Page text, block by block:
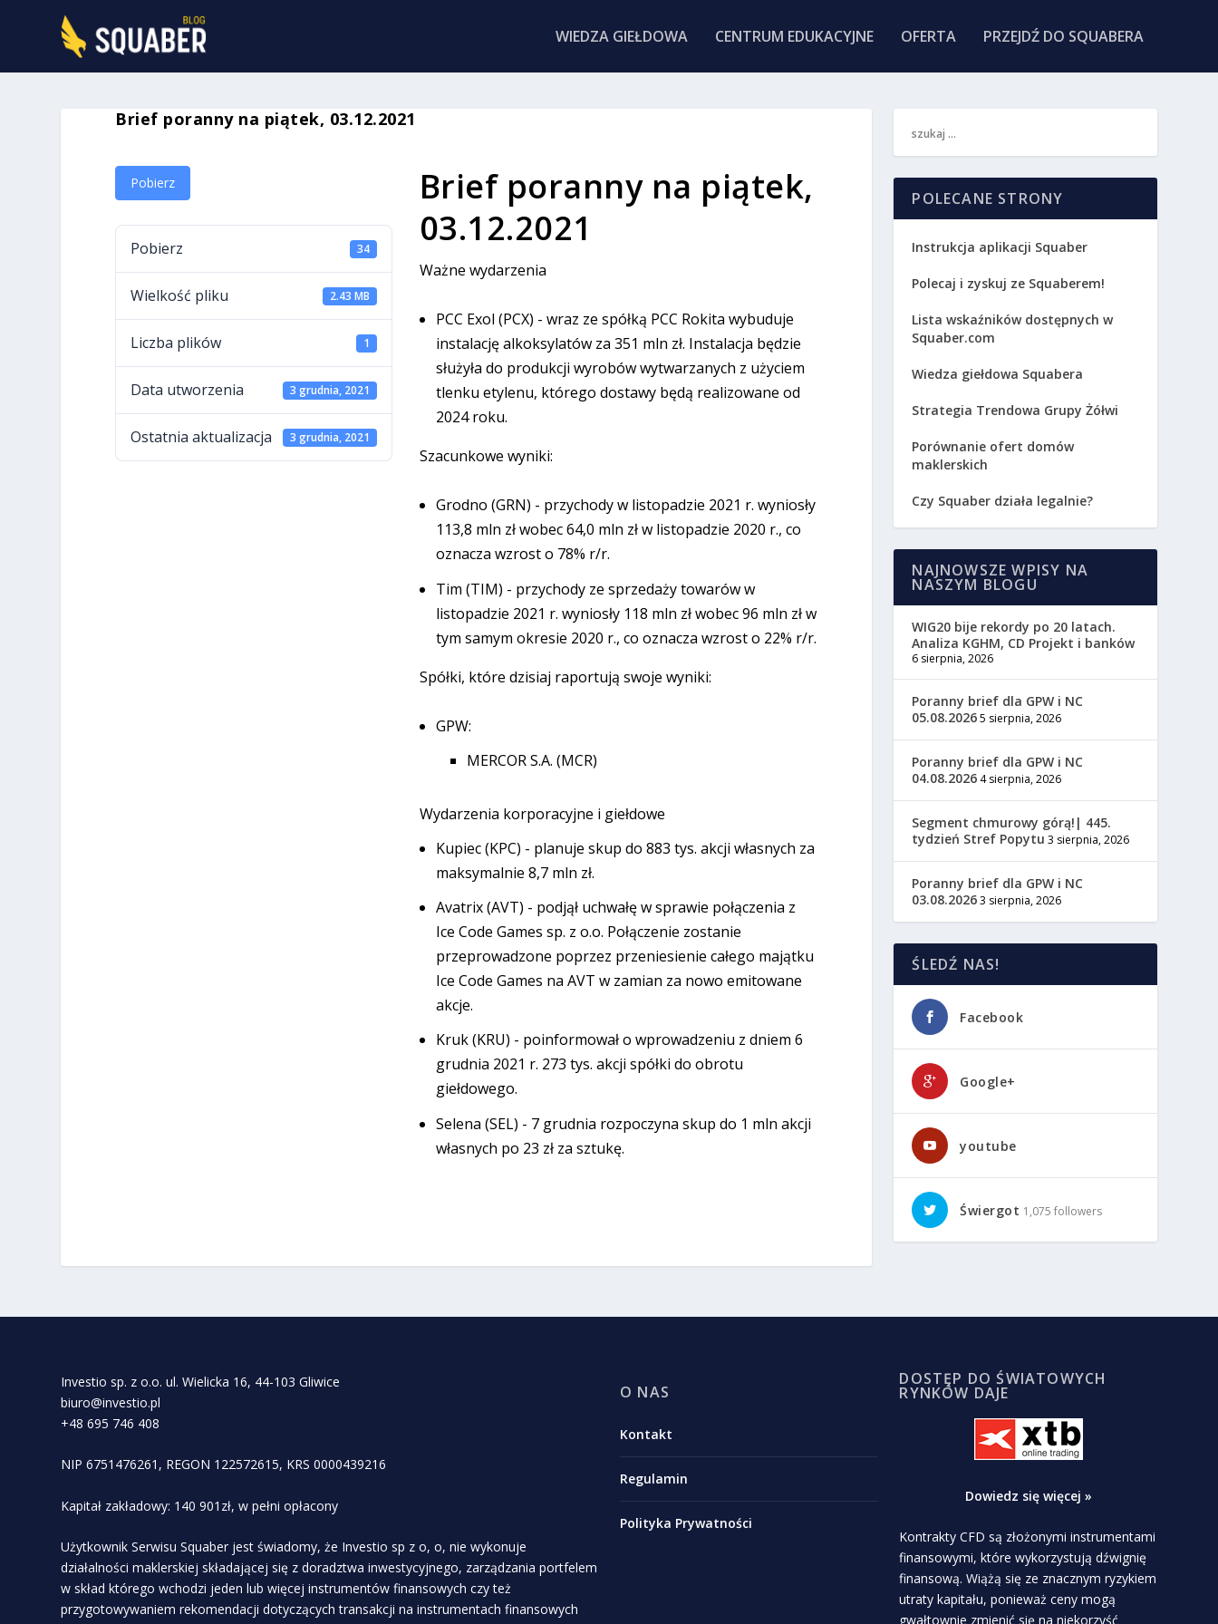
WIEDZA GIEŁDOWA CENTRUM EDUKACYJNE OFERTA PRZEJDŹ DO SQUABERA
Brief poranny na piątek, 03.12.2021
Pobierz
Pobierz 34
Wielkość pliku 2.43 MB
Liczba plików 1
Data utworzenia 3 grudnia, 2021
Ostatnia aktualizacja 3 grudnia, 2021
Brief poranny na piątek,
03.12.2021
Ważne wydarzenia
PCC Exol (PCX) - wraz ze spółką PCC Rokita wybuduje
instalację alkoksylatów za 351 mln zł. Instalacja będzie
służyła do produkcji wyrobów wytwarzanych z użyciem
tlenku etylenu, którego dostawy będą realizowane od
2024 roku.
Szacunkowe wyniki:
Grodno (GRN) - przychody w listopadzie 2021 r. wyniosły
113,8 mln zł wobec 64,0 mln zł w listopadzie 2020 r., co
oznacza wzrost o 78% r/r.
Tim (TIM) - przychody ze sprzedaży towarów w
listopadzie 2021 r. wyniosły 118 mln zł wobec 96 mln zł w
tym samym okresie 2020 r., co oznacza wzrost o 22% r/r.
Spółki, które dzisiaj raportują swoje wyniki:
GPW:
MERCOR S.A. (MCR)
Wydarzenia korporacyjne i giełdowe
Kupiec (KPC) - planuje skup do 883 tys. akcji własnych za
maksymalnie 8,7 mln zł.
Avatrix (AVT) - podjął uchwałę w sprawie połączenia z
Ice Code Games sp. z o.o. Połączenie zostanie
przeprowadzone poprzez przeniesienie całego majątku
Ice Code Games na AVT w zamian za nowo emitowane
akcje.
Kruk (KRU) - poinformował o wprowadzeniu z dniem 6
grudnia 2021 r. 273 tys. akcji spółki do obrotu
giełdowego.
Selena (SEL) - 7 grudnia rozpoczyna skup do 1 mln akcji
własnych po 23 zł za sztukę.
POLECANE STRONY
Instrukcja aplikacji Squaber
Polecaj i zyskuj ze Squaberem!
Lista wskaźników dostępnych w
Squaber.com
Wiedza giełdowa Squabera
Strategia Trendowa Grupy Żółwi
Porównanie ofert domów
maklerskich
Czy Squaber działa legalnie?
NAJNOWSZE WPISY NA
NASZYM BLOGU
WIG20 bije rekordy po 20 latach.
Analiza KGHM, CD Projekt i banków
6 sierpnia, 2026
Poranny brief dla GPW i NC
05.08.20265 sierpnia, 2026
Poranny brief dla GPW i NC
04.08.2026 4 sierpnia, 2026
Segment chmurowy górą!| 445.
tydzień Stref Popytu 3 sierpnia, 2026
Poranny brief dla GPW i NC
03.08.20263 sierpnia, 2026
ŚLEDŹ NAS!
Facebook
Google+
youtube
Świergot 1,075 followers
Investio sp. z o.o. ul. Wielicka 16, 44-103 Gliwice
biuro@investio.pl
+48 695 746 408
NIP 6751476261, REGON 122572615, KRS 0000439216
Kapitał zakładowy: 140 901zł, w pełni opłacony
Użytkownik Serwisu Squaber jest świadomy, że Investio sp z o, o, nie wykonuje
działalności maklerskiej składającej się z doradztwa inwestycyjnego, zarządzania portfelem
w skład którego wchodzi jeden lub więcej instrumentów finansowych czy też
przygotowywaniem rekomendacji dotyczących transakcji na instrumentach finansowych
O NAS
Kontakt
Regulamin
Polityka Prywatności
DOSTĘP DO ŚWIATOWYCH
RYNKÓW DAJE
Dowiedz się więcej »
Kontrakty CFD są złożonymi instrumentami
finansowymi, które wykorzystują dźwignię
finansową. Wiążą się ze znacznym ryzykiem
utraty kapitału, ponieważ ceny mogą
gwałtownie zmienić się na niekorzyść